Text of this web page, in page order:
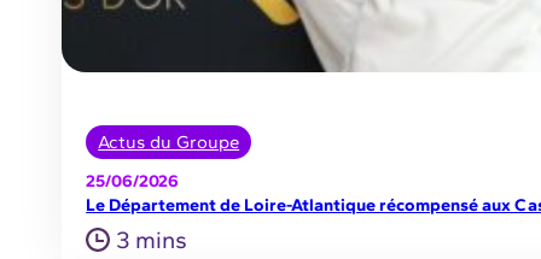
Actus du Groupe
25/06/2026
Le Département de Loire-Atlantique récompensé aux
3 mins